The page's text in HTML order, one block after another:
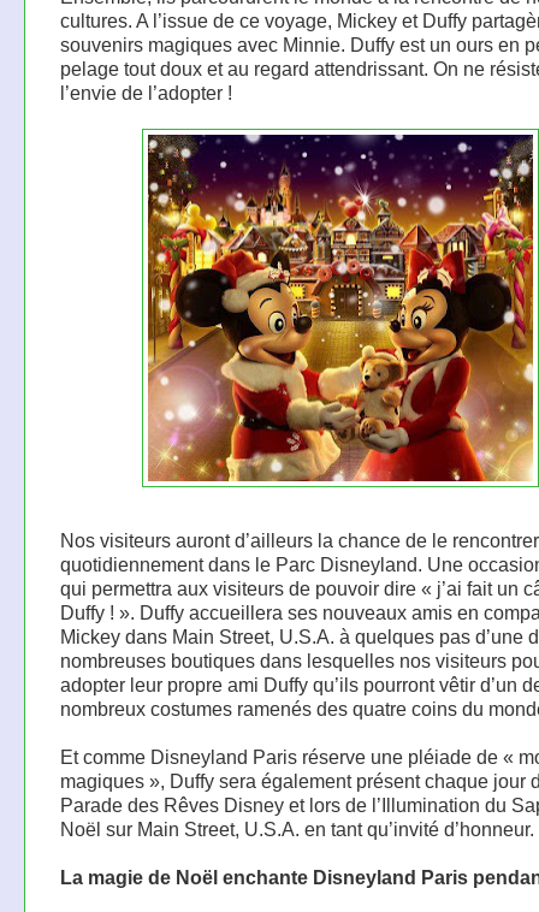
cultures. A l’issue de ce voyage, Mickey et Duffy
souvenirs magiques avec Minnie. Duffy est un ours en
pelage tout doux et au regard attendrissant. On ne
l’envie de l’adopter !
Nos visiteurs auront d’ailleurs la chance de le rencontrer
quotidiennement dans le Parc Disneyland. Une
qui permettra aux visiteurs de pouvoir dire « j’ai fait un
Duffy ! ». Duffy accueillera ses nouveaux amis en
Mickey dans Main Street, U.S.A. à quelques pas d’une
nombreuses boutiques dans lesquelles nos visiteurs
adopter leur propre ami Duffy qu’ils pourront vêtir d’un
nombreux costumes ramenés des quatre coins du
Et comme Disneyland Paris réserve une pléiade de «
magiques », Duffy sera également présent chaque jour
Parade des Rêves Disney et lors de l’Illumination du
Noël sur Main Street, U.S.A. en tant qu’invité d’honneur.
La magie de Noël enchante Disneyland Paris